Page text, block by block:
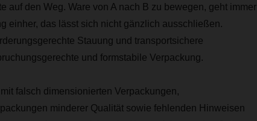
auf den Weg. Ware von A nach B zu bewegen, geht immer
einher, das lässt sich nicht gänzlich ausschließen.
Stauung und transportsichere
und formstabile Verpackung.
falsch dimensionierten Verpackungen,
minderer Qualität sowie fehlenden Hinweisen